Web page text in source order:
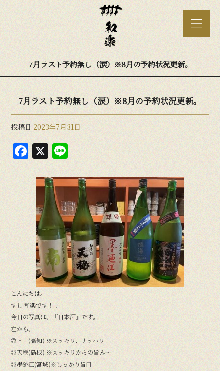
7月ラスト予約無し（涙）※8月の予約状況更新。
7月ラスト予約無し（涙）※8月の予約状況更新。
投稿日 2023年7月31日
F
a
c
b
o
o
k
X
e
こんにちは。
すし 和楽です！！
今日の写真は、『日本酒』です。
左から、
◎南 (高知) ※スッキリ、サッパリ
◎天穏(島根) ※スッキリからの旨み〜
◎墨廼江(宮城)※しっかり旨口